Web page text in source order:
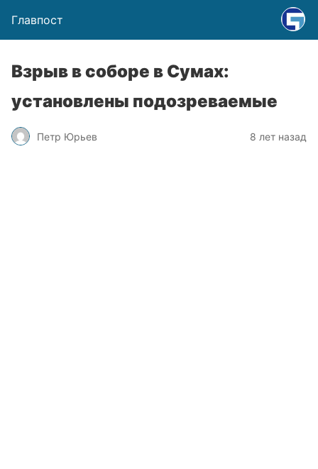
Главпост
Взрыв в соборе в Сумах:
установлены подозреваемые
Петр Юрьев 8 лет назад